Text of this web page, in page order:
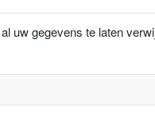
uw gegevens te laten